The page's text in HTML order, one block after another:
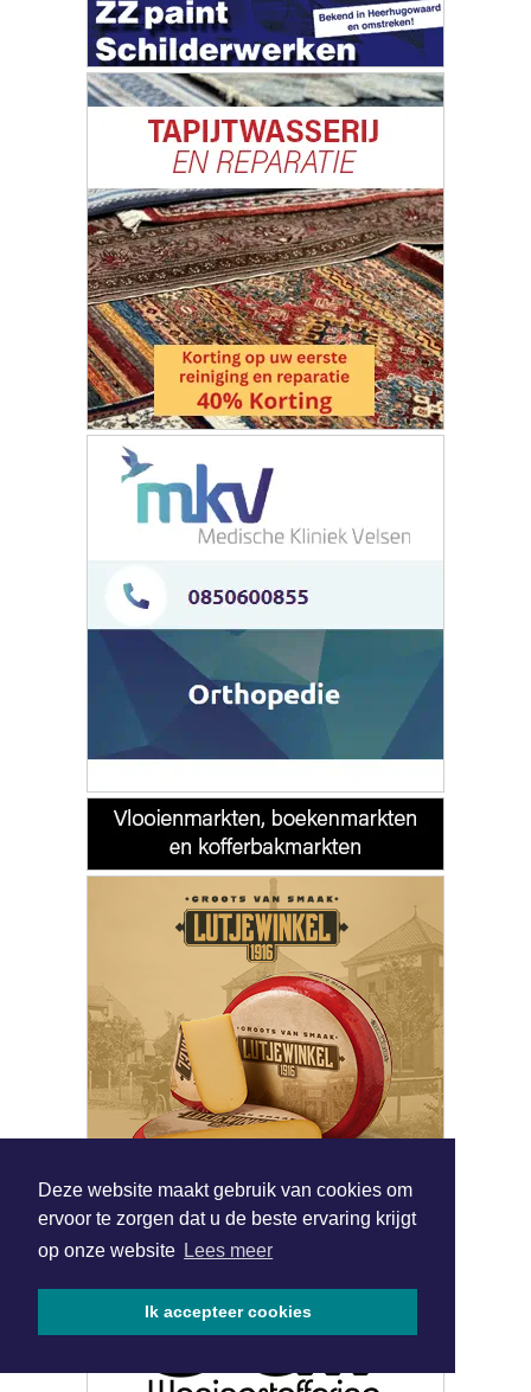
Deze website maakt gebruik van cookies om
ervoor te zorgen dat u de beste ervaring krijgt
op onze website Lees meer
Ik accepteer cookies